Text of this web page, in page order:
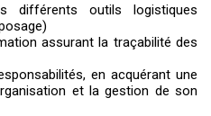
différents outils logistiques
assurant la traçabilité des
en acquérant une
et la gestion de son